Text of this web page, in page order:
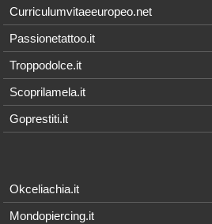
Curriculumvitaeeuropeo.net
Passionetattoo.it
Troppodolce.it
Scoprilamela.it
Goprestiti.it
Okceliachia.it
Mondopiercing.it